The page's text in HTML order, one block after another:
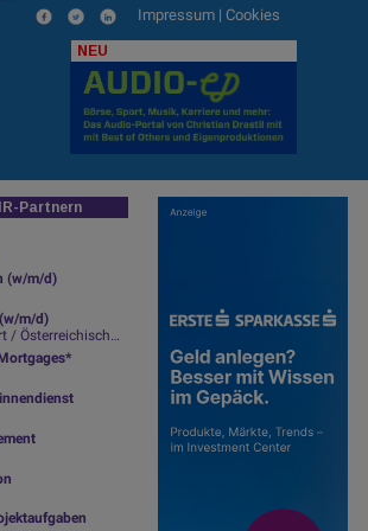
Impressum | Cookies
NEU
stark von hoher
für Hörapparate
Berenberg
(BSN-Hinweis: Lauftext im Original
European Conference der Berenberg Bank
Buy; PT: EUR25.00
opened the third day of our Pennyhill
Partnern
(w/m/d)
m/d)
Post